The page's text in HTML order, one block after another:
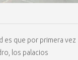
es que por primera vez
los palacios